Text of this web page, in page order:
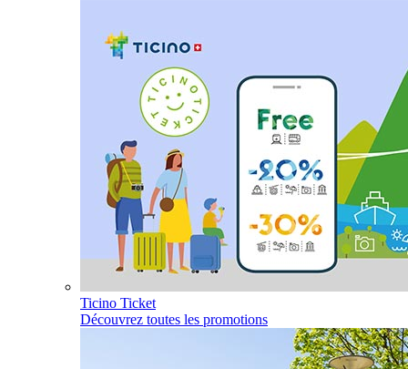
Ticino Ticket
Découvrez toutes les promotions